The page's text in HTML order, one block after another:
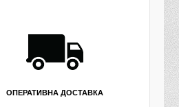
ОПЕРАТИВНА ДОСТАВКА